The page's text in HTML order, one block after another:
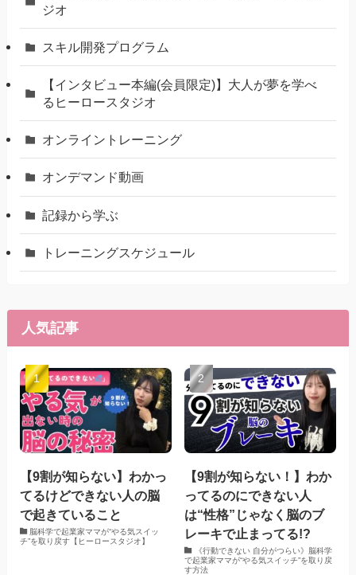
ジオ
スキル開発プログラム
【インタビュー本編(会員限定)】大人が夢を学べ
るヒーロースタジオ
オンライントレーニング
オンデマンド動画
記録から学ぶ
トレーニングスケジュール
人気記事
【9割が知らない】わかっ
てるけどできない人の脳
で起きていること
脳科学で起業家ママが“やる気スイッ
チ”を取り戻す【ヒーロースタジオ】
【9割が知らない！】わか
ってるのにできない人
は“性格”じゃなく脳のブ
レーキで止まってる!?
《行動できない 自分がつらい》脳科学
で起業家ママが“やる気スイッチ”を取り戻
す方法